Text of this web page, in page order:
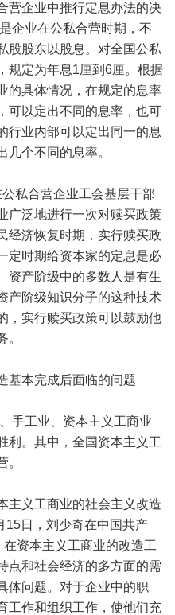
营企业中推行定息办法的决
企业在公私合营时期，不
股股东以股息。对全国公私
规定为年息1厘到6厘。根据
的具体情况，在规定的息率
可以定出不同的息率，也可
行业内部可以定出同一的息
几个不同的息率。
合营企业工会基层干部
广泛地进行一次对赎买政策
经济恢复时期，实行赎买政
定时期给资本家的定息是必
资产阶级中的多数人是有生
产阶级知识分子的这种技术
，实行赎买政策可以鼓励他
。
本完成后面临的问题
工业、资本主义工商业
利。其中，全国资本主义工
。
义工商业的社会主义改造
15日，刘少奇在中国共产
在资本主义工商业的改造工
点和社会经济的多方面的需
体问题。对于企业中的职
工作和组织工作，使他们充